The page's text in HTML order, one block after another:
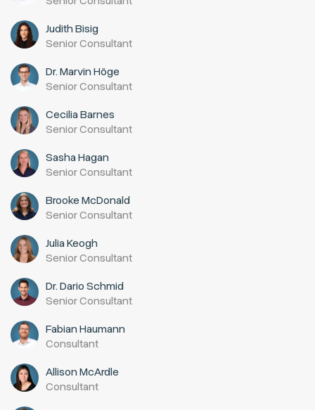
Judith Bisig
Senior Consultant
Dr. Marvin Höge
Senior Consultant
Cecilia Barnes
Senior Consultant
Sasha Hagan
Senior Consultant
Brooke McDonald
Senior Consultant
Julia Keogh
Senior Consultant
Dr. Dario Schmid
Senior Consultant
Fabian Haumann
Consultant
Allison McArdle
Consultant